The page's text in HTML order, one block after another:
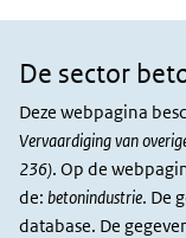
De sector
Deze webpagina
Vervaardiging van
236). Op de
de: betonindustrie. De
database. De